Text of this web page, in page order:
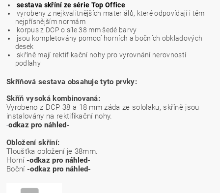
sestava skříní ze série Top Office
vyrobeny z nejkvalitnějších materiálů, které odpovídají i těm
nejpřísnějším normám
korpus z DCP o síle 38 mm šedé barvy
jsou kompletovány pomocí horních a bočních obkladových
desek
skříně mají rektifikační nohy pro vyrovnání nerovností
podlahy
Skříňová sestava obsahuje tyto prvky:
Skříň vysoká kombinovaná:
Vyrobeno z DCP 38 a 18 mm záda ze sololaku, skříně jsou
instalovány na rektifikační nohy.
-odkaz pro náhled-
Obložení skříní:
Tloušťka obložení je 38mm.
Horní-odkaz pro náhled-
Boční-odkaz pro náhled-